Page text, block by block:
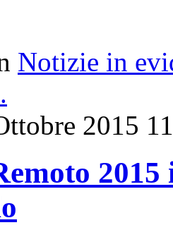
Notizie in
2015